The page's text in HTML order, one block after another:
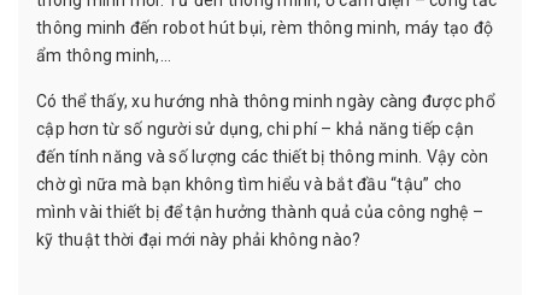
thông minh đến robot hút bụi, rèm thông minh, máy tạo độ
ẩm thông minh,…
Có thể thấy, xu hướng nhà thông minh ngày càng được phổ
cập hơn từ số người sử dụng, chi phí – khả năng tiếp cận
đến tính năng và số lượng các thiết bị thông minh. Vậy còn
chờ gì nữa mà bạn không tìm hiểu và bắt đầu “tậu” cho
mình vài thiết bị để tận hưởng thành quả của công nghệ –
kỹ thuật thời đại mới này phải không nào?